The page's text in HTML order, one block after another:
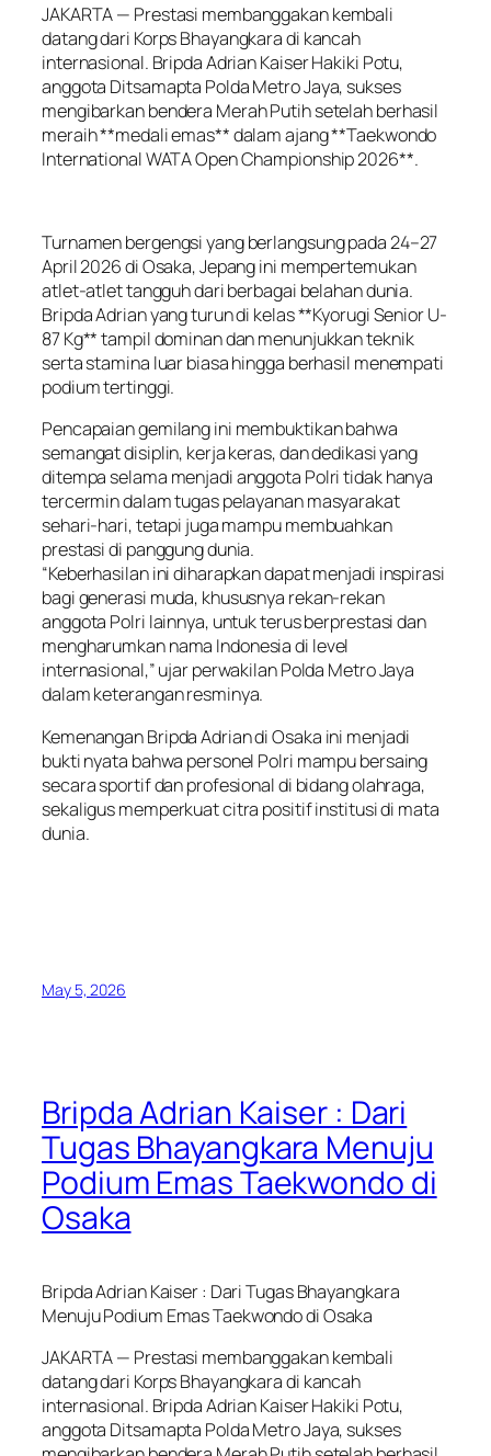
JAKARTA — Prestasi membanggakan kembali
datang dari Korps Bhayangkara di kancah
internasional. Bripda Adrian Kaiser Hakiki Potu,
anggota Ditsamapta Polda Metro Jaya, sukses
mengibarkan bendera Merah Putih setelah berhasil
meraih **medali emas** dalam ajang **Taekwondo
International WATA Open Championship 2026**.
Turnamen bergengsi yang berlangsung pada 24–27
April 2026 di Osaka, Jepang ini mempertemukan
atlet-atlet tangguh dari berbagai belahan dunia.
Bripda Adrian yang turun di kelas **Kyorugi Senior U-
87 Kg** tampil dominan dan menunjukkan teknik
serta stamina luar biasa hingga berhasil menempati
podium tertinggi.
Pencapaian gemilang ini membuktikan bahwa
semangat disiplin, kerja keras, dan dedikasi yang
ditempa selama menjadi anggota Polri tidak hanya
tercermin dalam tugas pelayanan masyarakat
sehari-hari, tetapi juga mampu membuahkan
prestasi di panggung dunia.
“Keberhasilan ini diharapkan dapat menjadi inspirasi
bagi generasi muda, khususnya rekan-rekan
anggota Polri lainnya, untuk terus berprestasi dan
mengharumkan nama Indonesia di level
internasional,” ujar perwakilan Polda Metro Jaya
dalam keterangan resminya.
Kemenangan Bripda Adrian di Osaka ini menjadi
bukti nyata bahwa personel Polri mampu bersaing
secara sportif dan profesional di bidang olahraga,
sekaligus memperkuat citra positif institusi di mata
dunia.
May 5, 2026
Bripda Adrian Kaiser : Dari
Tugas Bhayangkara Menuju
Podium Emas Taekwondo di
Osaka
Bripda Adrian Kaiser : Dari Tugas Bhayangkara
Menuju Podium Emas Taekwondo di Osaka
JAKARTA — Prestasi membanggakan kembali
datang dari Korps Bhayangkara di kancah
internasional. Bripda Adrian Kaiser Hakiki Potu,
anggota Ditsamapta Polda Metro Jaya, sukses